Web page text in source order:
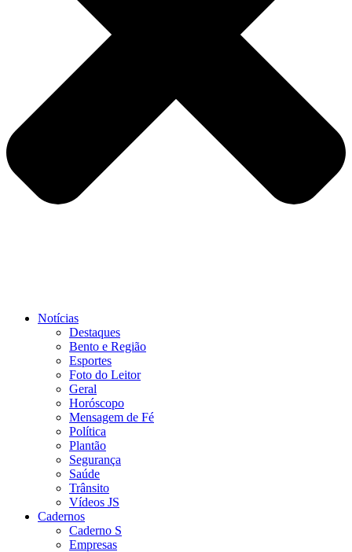
Notícias
Destaques
Bento e Região
Esportes
Foto do Leitor
Geral
Horóscopo
Mensagem de Fé
Política
Plantão
Segurança
Saúde
Trânsito
Vídeos JS
Cadernos
Caderno S
Empresas